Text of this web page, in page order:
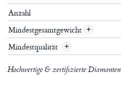
Anzahl
Mindestgesamtgewicht +
Mindestqualität
+
Hochwertige & zertifizierte Diamanten